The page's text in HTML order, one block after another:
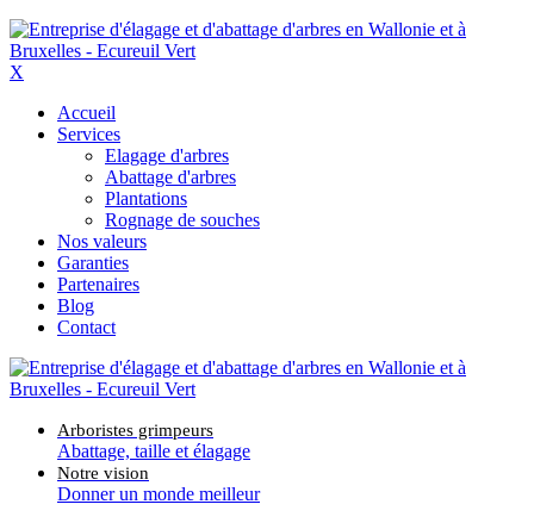
X
Accueil
Services
Elagage d'arbres
Abattage d'arbres
Plantations
Rognage de souches
Nos valeurs
Garanties
Partenaires
Blog
Contact
Arboristes grimpeurs
Abattage, taille et élagage
Notre vision
Donner un monde meilleur